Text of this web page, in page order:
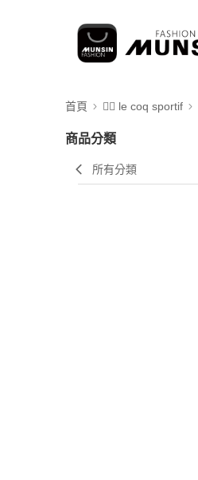
首頁 🚴‍♂️ le coq sportif
商品分類
所有分類